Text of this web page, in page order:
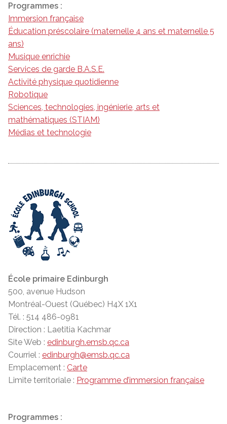
Programmes :
Immersion française
Éducation préscolaire (maternelle 4 ans et maternelle 5
ans)
Musique enrichie
Services de garde B.A.S.E.
Activité physique quotidienne
Robotique
Sciences, technologies, ingénierie, arts et
mathématiques (STIAM)
Médias et technologie
École primaire Edinburgh
500, avenue Hudson
Montréal-Ouest (Québec) H4X 1X1
Tél. : 514 486-0981
Direction : Laetitia Kachmar
Site Web : edinburgh.emsb.qc.ca
Courriel : edinburgh@emsb.qc.ca
Emplacement : Carte
Limite territoriale : Programme d’immersion française
Programmes :